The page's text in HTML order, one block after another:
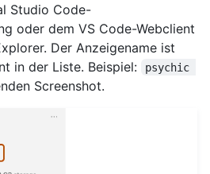
Studio Code-
oder dem VS Code-Webclient
Der Anzeigename ist
in der Liste. Beispiel:
psychic
Screenshot.